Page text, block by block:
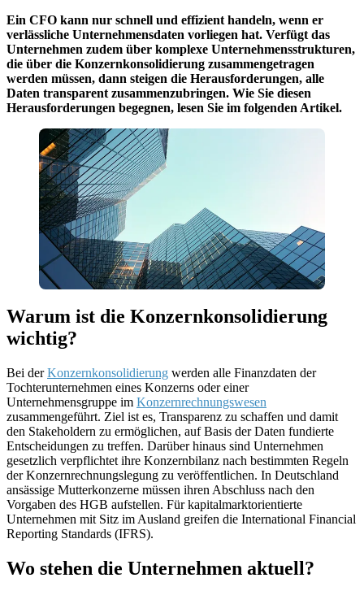
Ein CFO kann nur schnell und effizient handeln, wenn er
verlässliche Unternehmensdaten vorliegen hat. Verfügt das
Unternehmen zudem über komplexe Unternehmensstrukturen,
die über die Konzernkonsolidierung zusammengetragen
werden müssen, dann steigen die Herausforderungen, alle
Daten transparent zusammenzubringen. Wie Sie diesen
Herausforderungen begegnen, lesen Sie im folgenden Artikel.
Warum ist die Konzernkonsolidierung
wichtig?
Bei derKonzernkonsolidierung werden alle Finanzdaten der
Tochterunternehmen eines Konzerns oder einer
Unternehmensgruppe im Konzernrechnungswesen
zusammengeführt. Ziel ist es, Transparenz zu schaffen und damit
den Stakeholdern zu ermöglichen, auf Basis der Daten fundierte
Entscheidungen zu treffen. Darüber hinaus sind Unternehmen
gesetzlich verpflichtet ihre Konzernbilanz nach bestimmten Regeln
der Konzernrechnungslegung zu veröffentlichen. In Deutschland
ansässige Mutterkonzerne müssen ihren Abschluss nach den
Vorgaben des HGB aufstellen. Für kapitalmarktorientierte
Unternehmen mit Sitz im Ausland greifen die International Financial
Reporting Standards (IFRS).
Wo stehen die Unternehmen aktuell?